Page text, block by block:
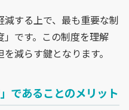
する上で、最も重要な制
です。この制度を理解
減らす鍵となります。
であることのメリット